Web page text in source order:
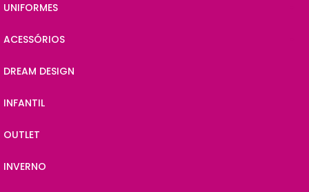
ANIMAL POP
BY JC
POWER
LINES
VIBES
CHAIN
UNIFORMES
CAMISAS
MACAQUINHOS
MEIÕES
MEIAS
MANGUITOS
ACESSÓRIOS
VISEIRAS
KITS
ÓCULOS
BANDANAS
DREAM DESIGN
INFANTIL
OUTLET
INVERNO